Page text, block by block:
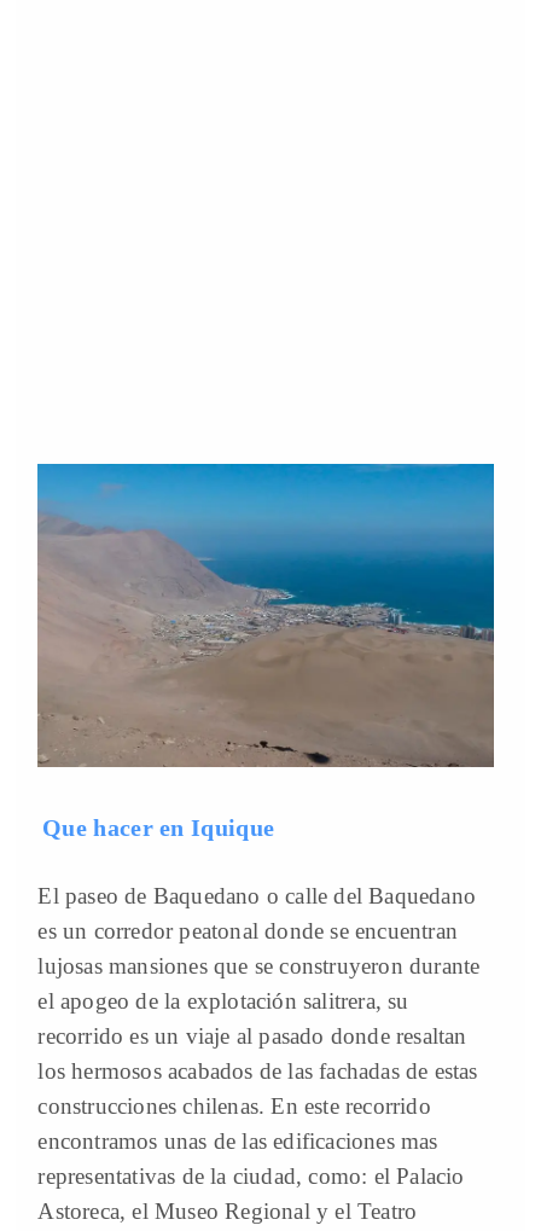
Que hacer en Iquique
El paseo de Baquedano o calle del Baquedano
es un corredor peatonal donde se encuentran
lujosas mansiones que se construyeron durante
el apogeo de la explotación salitrera, su
recorrido es un viaje al pasado donde resaltan
los hermosos acabados de las fachadas de estas
construcciones chilenas. En este recorrido
encontramos unas de las edificaciones mas
representativas de la ciudad, como: el Palacio
Astoreca, el Museo Regional y el Teatro